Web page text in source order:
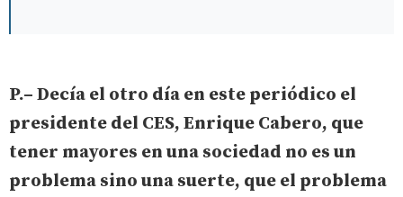
P.– Decía el otro día en este periódico el
presidente del CES, Enrique Cabero, que
tener mayores en una sociedad no es un
problema sino una suerte, que el problema